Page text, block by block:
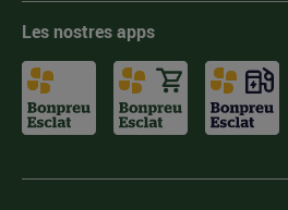
Les nostres apps